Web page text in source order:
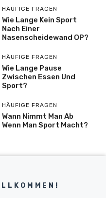
HÄUFIGE FRAGEN
Wie Lange Kein Sport
Nach Einer
Nasenscheidewand OP?
HÄUFIGE FRAGEN
Wie Lange Pause
Zwischen Essen Und
Sport?
HÄUFIGE FRAGEN
Wann Nimmt Man Ab
Wenn Man Sport Macht?